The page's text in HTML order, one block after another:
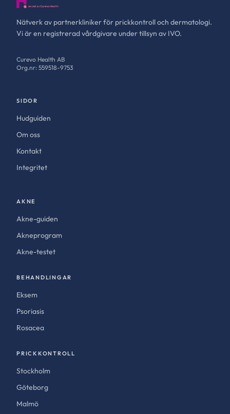
Nätverk av partnerkliniker för prickkontroll och dermatologi.
Vi är en registrerad vårdgivare under tillsyn av IVO.
Curevo Health AB
Org.nr: 559518-9753
SIDOR
Hudguiden
Om oss
Kontakt
Integritet
AKNE
Akne-guiden
Akneprogram
Akne-testet
BEHANDLINGAR
Eksem
Psoriasis
Rosacea
PRICKKONTROLL
Stockholm
Göteborg
Malmö